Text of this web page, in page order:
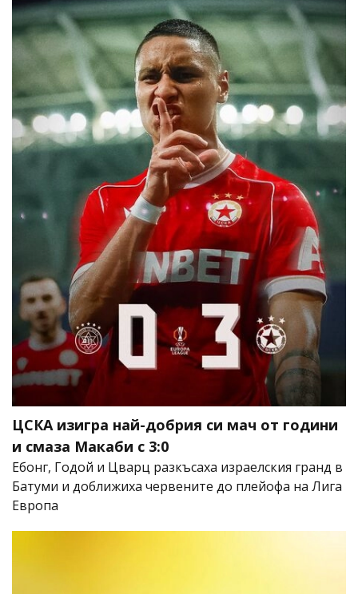
ЦСКА изигра най-добрия си мач от години
и смаза Макаби с 3:0
Ебонг, Годой и Цварц разкъсаха израелския гранд в
Батуми и доближиха червените до плейофа на Лига
Европа